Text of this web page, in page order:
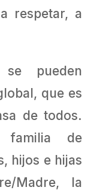
respetar, a
se pueden
que es
de todos.
familia de
hijos e hijas
Madre, la